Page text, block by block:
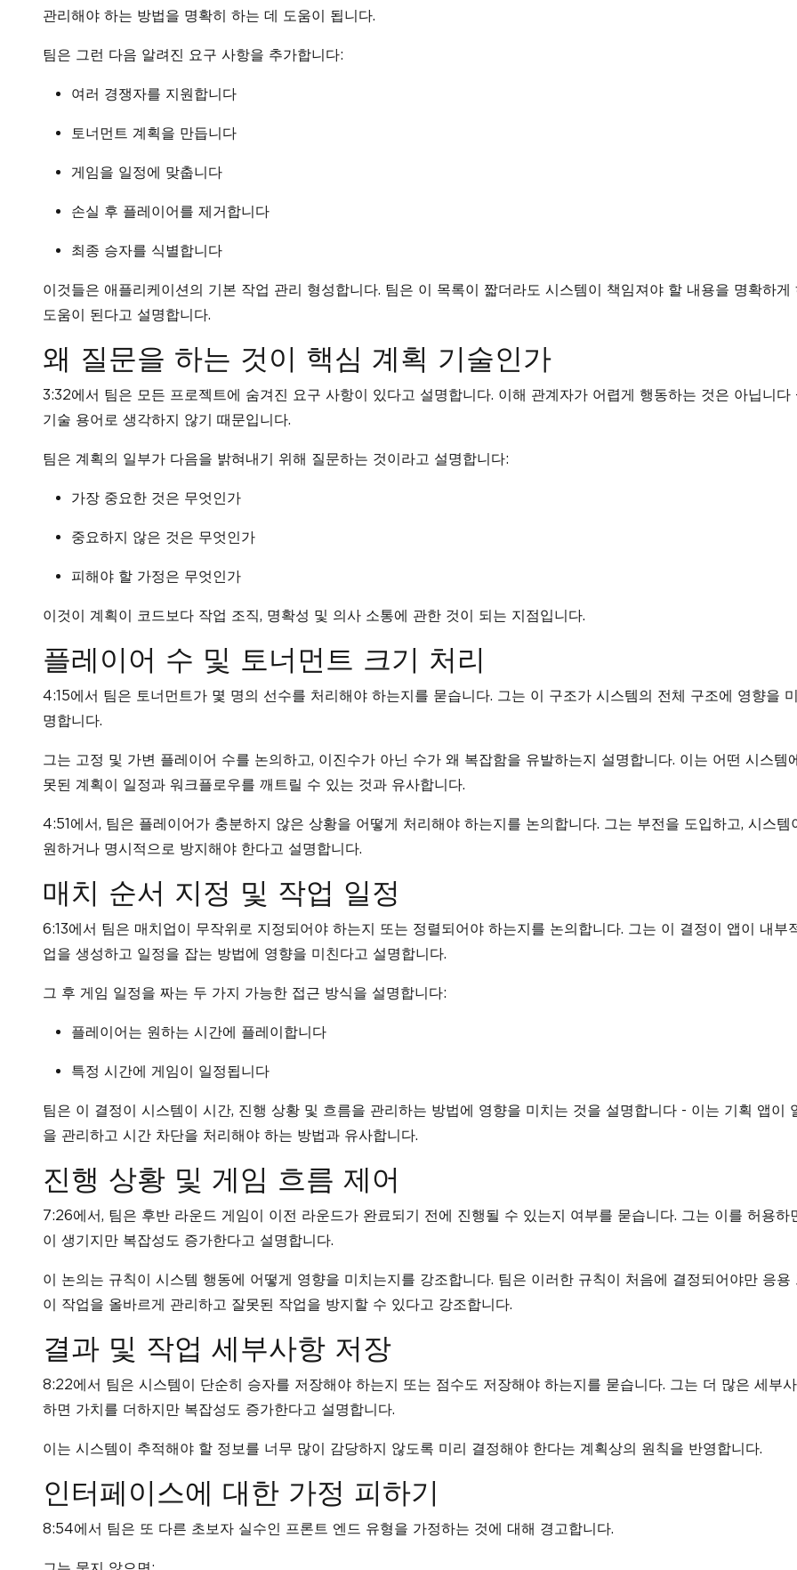
관리해야 하는 방법을 명확히 하는 데 도움이 됩니다.
팀은 그런 다음 알려진 요구 사항을 추가합니다:
여러 경쟁자를 지원합니다
토너먼트 계획을 만듭니다
게임을 일정에 맞춥니다
손실 후 플레이어를 제거합니다
최종 승자를 식별합니다
이것들은 애플리케이션의 기본 작업 관리 형성합니다. 팀은 이 목록이 짧더라도 시스템이 책임져야 할 내용을 명확하게
도움이 된다고 설명합니다.
왜 질문을 하는 것이 핵심 계획 기술인가
3:32에서 팀은 모든 프로젝트에 숨겨진 요구 사항이 있다고 설명합니다. 이해 관계자가 어렵게 행동하는 것은 아닙니다
기술 용어로 생각하지 않기 때문입니다.
팀은 계획의 일부가 다음을 밝혀내기 위해 질문하는 것이라고 설명합니다:
가장 중요한 것은 무엇인가
중요하지 않은 것은 무엇인가
피해야 할 가정은 무엇인가
이것이 계획이 코드보다 작업 조직, 명확성 및 의사 소통에 관한 것이 되는 지점입니다.
플레이어 수 및 토너먼트 크기 처리
4:15에서 팀은 토너먼트가 몇 명의 선수를 처리해야 하는지를 묻습니다. 그는 이 구조가 시스템의 전체 구조에 영향을
명합니다.
그는 고정 및 가변 플레이어 수를 논의하고, 이진수가 아닌 수가 왜 복잡함을 유발하는지 설명합니다. 이는 어떤 시스템
못된 계획이 일정과 워크플로우를 깨트릴 수 있는 것과 유사합니다.
4:51에서, 팀은 플레이어가 충분하지 않은 상황을 어떻게 처리해야 하는지를 논의합니다. 그는 부전을 도입하고, 시스템
원하거나 명시적으로 방지해야 한다고 설명합니다.
매치 순서 지정 및 작업 일정
6:13에서 팀은 매치업이 무작위로 지정되어야 하는지 또는 정렬되어야 하는지를 논의합니다. 그는 이 결정이 앱이 내부
업을 생성하고 일정을 잡는 방법에 영향을 미친다고 설명합니다.
그 후 게임 일정을 짜는 두 가지 가능한 접근 방식을 설명합니다:
플레이어는 원하는 시간에 플레이합니다
특정 시간에 게임이 일정됩니다
팀은 이 결정이 시스템이 시간, 진행 상황 및 흐름을 관리하는 방법에 영향을 미치는 것을 설명합니다 - 이는 기획 앱이
을 관리하고 시간 차단을 처리해야 하는 방법과 유사합니다.
진행 상황 및 게임 흐름 제어
7:26에서, 팀은 후반 라운드 게임이 이전 라운드가 완료되기 전에 진행될 수 있는지 여부를 묻습니다. 그는 이를 허용하
이 생기지만 복잡성도 증가한다고 설명합니다.
이 논의는 규칙이 시스템 행동에 어떻게 영향을 미치는지를 강조합니다. 팀은 이러한 규칙이 처음에 결정되어야만 응용
이 작업을 올바르게 관리하고 잘못된 작업을 방지할 수 있다고 강조합니다.
결과 및 작업 세부사항 저장
8:22에서 팀은 시스템이 단순히 승자를 저장해야 하는지 또는 점수도 저장해야 하는지를 묻습니다. 그는 더 많은 세부
하면 가치를 더하지만 복잡성도 증가한다고 설명합니다.
이는 시스템이 추적해야 할 정보를 너무 많이 감당하지 않도록 미리 결정해야 한다는 계획상의 원칙을 반영합니다.
인터페이스에 대한 가정 피하기
8:54에서 팀은 또 다른 초보자 실수인 프론트 엔드 유형을 가정하는 것에 대해 경고합니다.